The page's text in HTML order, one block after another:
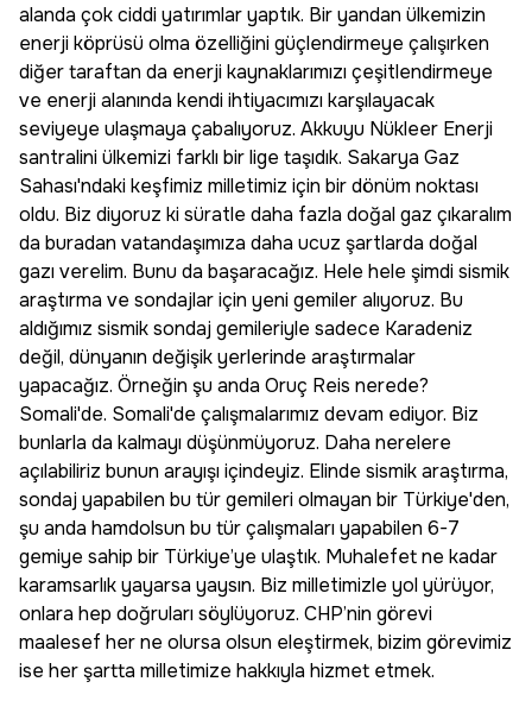
alanda çok ciddi yatırımlar yaptık. Bir yandan ülkemizin
enerji köprüsü olma özelliğini güçlendirmeye çalışırken
diğer taraftan da enerji kaynaklarımızı çeşitlendirmeye
ve enerji alanında kendi ihtiyacımızı karşılayacak
seviyeye ulaşmaya çabalıyoruz. Akkuyu Nükleer Enerji
santralini ülkemizi farklı bir lige taşıdık. Sakarya Gaz
Sahası'ndaki keşfimiz milletimiz için bir dönüm noktası
oldu. Biz diyoruz ki süratle daha fazla doğal gaz çıkaralım
da buradan vatandaşımıza daha ucuz şartlarda doğal
gazı verelim. Bunu da başaracağız. Hele hele şimdi sismik
araştırma ve sondajlar için yeni gemiler alıyoruz. Bu
aldığımız sismik sondaj gemileriyle sadece Karadeniz
değil, dünyanın değişik yerlerinde araştırmalar
yapacağız. Örneğin şu anda Oruç Reis nerede?
Somali'de. Somali'de çalışmalarımız devam ediyor. Biz
bunlarla da kalmayı düşünmüyoruz. Daha nerelere
açılabiliriz bunun arayışı içindeyiz. Elinde sismik araştırma,
sondaj yapabilen bu tür gemileri olmayan bir Türkiye'den,
şu anda hamdolsun bu tür çalışmaları yapabilen 6-7
gemiye sahip bir Türkiye’ye ulaştık. Muhalefet ne kadar
karamsarlık yayarsa yaysın. Biz milletimizle yol yürüyor,
onlara hep doğruları söylüyoruz. CHP’nin görevi
maalesef her ne olursa olsun eleştirmek, bizim görevimiz
ise her şartta milletimize hakkıyla hizmet etmek.